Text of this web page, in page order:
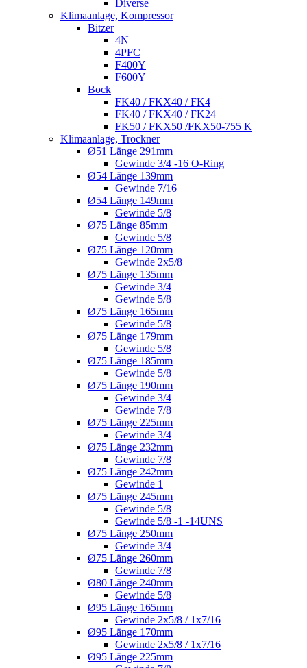
Diverse
Klimaanlage, Kompressor
Bitzer
4N
4PFC
F400Y
F600Y
Bock
FK40 / FKX40 / FK4
FK40 / FKX40 / FK24
FK50 / FKX50 /FKX50-755 K
Klimaanlage, Trockner
Ø51 Länge 291mm
Gewinde 3/4 -16 O-Ring
Ø54 Länge 139mm
Gewinde 7/16
Ø54 Länge 149mm
Gewinde 5/8
Ø75 Länge 85mm
Gewinde 5/8
Ø75 Länge 120mm
Gewinde 2x5/8
Ø75 Länge 135mm
Gewinde 3/4
Gewinde 5/8
Ø75 Länge 165mm
Gewinde 5/8
Ø75 Länge 179mm
Gewinde 5/8
Ø75 Länge 185mm
Gewinde 5/8
Ø75 Länge 190mm
Gewinde 3/4
Gewinde 7/8
Ø75 Länge 225mm
Gewinde 3/4
Ø75 Länge 232mm
Gewinde 7/8
Ø75 Länge 242mm
Gewinde 1
Ø75 Länge 245mm
Gewinde 5/8
Gewinde 5/8 -1 -14UNS
Ø75 Länge 250mm
Gewinde 3/4
Ø75 Länge 260mm
Gewinde 7/8
Ø80 Länge 240mm
Gewinde 5/8
Ø95 Länge 165mm
Gewinde 2x5/8 / 1x7/16
Ø95 Länge 170mm
Gewinde 2x5/8 / 1x7/16
Ø95 Länge 225mm